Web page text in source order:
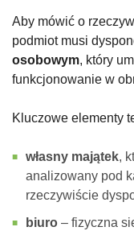
Aby mówić o
podmiot musi
osobowym, który
funkcjonowanie w
Kluczowe elementy
własny majątek,
analizowany pod
rzeczywiście
biuro – fizyczna